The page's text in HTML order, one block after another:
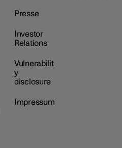
Presse
Investor
Relations
Vulnerabilit
y
disclosure
Impressum